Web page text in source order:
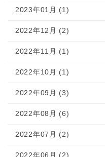
2023年01月 (1)
2022年12月 (2)
2022年11月 (1)
2022年10月 (1)
2022年09月 (3)
2022年08月 (6)
2022年07月 (2)
2022年06月 (2)